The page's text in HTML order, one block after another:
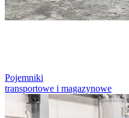
Pojemniki
transportowe i magazynowe